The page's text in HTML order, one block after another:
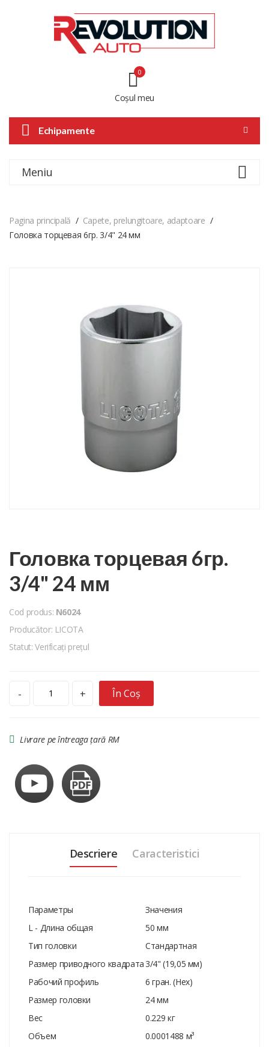
Coșul meu
0
Echipamente
Meniu
Pagina principală
Capete, prelungitoare, adaptoare
Головка торцевая 6гр. 3/4" 24 мм
Головка торцевая 6гр.
3/4" 24 мм
Cod produs: N6024
Producător: LICOTA
Statut: Verificați prețul
- + În Coș
Livrare pe întreaga țară RM
Descriere Caracteristici
Параметры
Значения
L - Длина общая
50 мм
Тип головки
Стандартная
Размер приводного квадрата 3/4" (19,05 мм)
Рабочий профиль
6 гран. (Hex)
Размер головки
24 мм
Вес
0.229 кг
Объем
0.0001488 м³